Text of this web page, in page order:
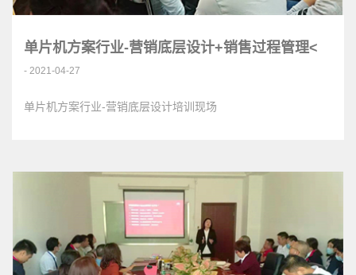
单片机方案行业-营销底层设计+销售过程管理<
- 2021-04-27
单片机方案行业-营销底层设计培训现场